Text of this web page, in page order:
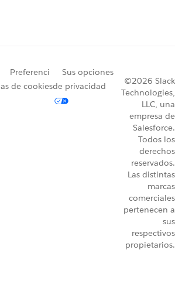
Preferenci
as de cookies
Sus opciones
de privacidad
©2026 Slack
Technologies,
LLC, una
empresa de
Salesforce.
Todos los
derechos
reservados.
Las distintas
marcas
comerciales
pertenecen a
sus
respectivos
propietarios.